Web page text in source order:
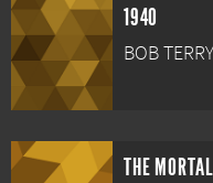
1940
BOB TERRY
THE